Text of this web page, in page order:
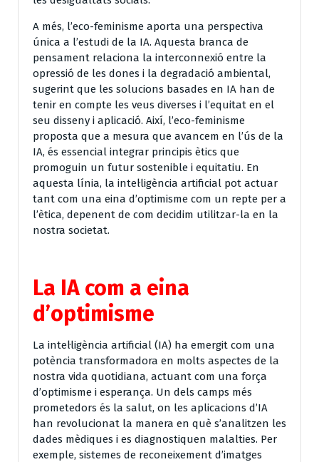
A més, l’eco-feminisme aporta una perspectiva
única a l’estudi de la IA. Aquesta branca de
pensament relaciona la interconnexió entre la
opressió de les dones i la degradació ambiental,
sugerint que les solucions basades en IA han de
tenir en compte les veus diverses i l’equitat en el
seu disseny i aplicació. Així, l’eco-feminisme
proposta que a mesura que avancem en l’ús de la
IA, és essencial integrar principis ètics que
promoguin un futur sostenible i equitatiu. En
aquesta línia, la intel·ligència artificial pot actuar
tant com una eina d’optimisme com un repte per a
l’ètica, depenent de com decidim utilitzar-la en la
nostra societat.
La IA com a eina
d’optimisme
La intel·ligència artificial (IA) ha emergit com una
potència transformadora en molts aspectes de la
nostra vida quotidiana, actuant com una força
d’optimisme i esperança. Un dels camps més
prometedors és la salut, on les aplicacions d’IA
han revolucionat la manera en què s’analitzen les
dades mèdiques i es diagnostiquen malalties. Per
exemple, sistemes de reconeixement d’imatges